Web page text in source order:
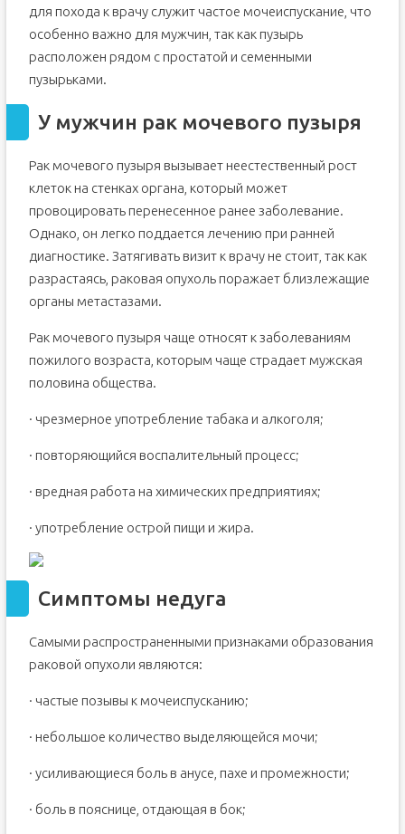
для похода к врачу служит частое мочеиспускание, что
особенно важно для мужчин, так как пузырь
расположен рядом с простатой и семенными
пузырьками.
У мужчин рак мочевого пузыря
Рак мочевого пузыря вызывает неестественный рост
клеток на стенках органа, который может
провоцировать перенесенное ранее заболевание.
Однако, он легко поддается лечению при ранней
диагностике. Затягивать визит к врачу не стоит, так как
разрастаясь, раковая опухоль поражает близлежащие
органы метастазами.
Рак мочевого пузыря чаще относят к заболеваниям
пожилого возраста, которым чаще страдает мужская
половина общества.
· чрезмерное употребление табака и алкоголя;
· повторяющийся воспалительный процесс;
· вредная работа на химических предприятиях;
· употребление острой пищи и жира.
Симптомы недуга
Самыми распространенными признаками образования
раковой опухоли являются:
· частые позывы к мочеиспусканию;
· небольшое количество выделяющейся мочи;
· усиливающиеся боль в анусе, пахе и промежности;
· боль в пояснице, отдающая в бок;